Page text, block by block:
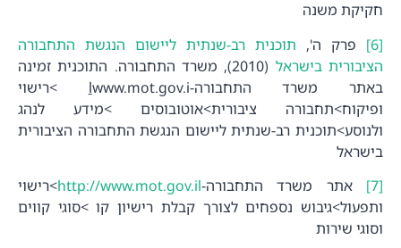
חקיקת משנה
[6] פרק ה', תוכנית רב-שנתית ליישום הנגשת התחבורה
הציבורית בישראל
(2010), משרד התחבורה. התוכנית זמינה
באתר משרד התחבורה-www.mot.gov.i
l >רישוי
ופיקוח>תחבורה ציבורית>אוטובוסים >מידע לנהג
ולנוסע>תוכנית רב-שנתית ליישום הנגשת התחבורה הציבורית
בישראל
[7] אתר משרד התחבורה-http://www.mot.gov.il>רישוי
ותפעול>גיבוש נספחים לצורך קבלת רישיון קו >סוגי קווים
וסוגי שירות